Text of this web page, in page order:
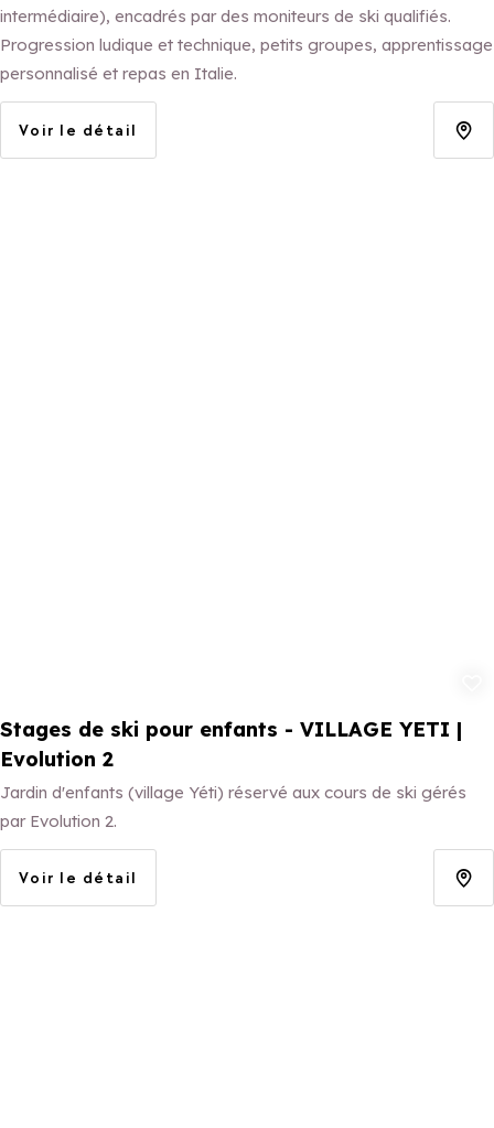
intermédiaire), encadrés par des moniteurs de ski qualifiés.
Progression ludique et technique, petits groupes, apprentissage
personnalisé et repas en Italie.
Voir le détail
Stages de ski pour enfants - VILLAGE YETI |
Evolution 2
Jardin d'enfants (village Yéti) réservé aux cours de ski gérés
par Evolution 2.
Voir le détail